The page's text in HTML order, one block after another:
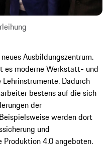
Ausbildungszentrum.
es moderne Werkstatt- und
Dadurch
bestens auf die sich
der
werden dort
und
4.0 angeboten.